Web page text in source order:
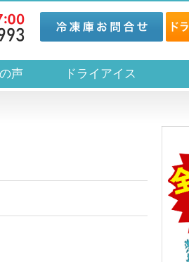
声 ドライアイス